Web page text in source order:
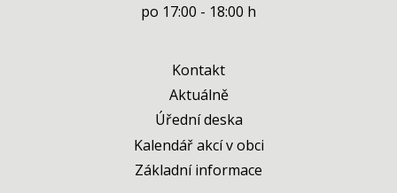
po 17:00 - 18:00 h
Kontakt
Aktuálně
Úřední deska
Kalendář akcí v obci
Základní informace